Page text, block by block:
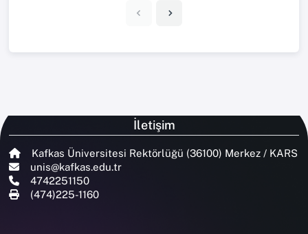
İletişim
Kafkas Üniversitesi Rektörlüğü (36100) Merkez / KARS
unis@kafkas.edu.tr
4742251150
(474)225-1160